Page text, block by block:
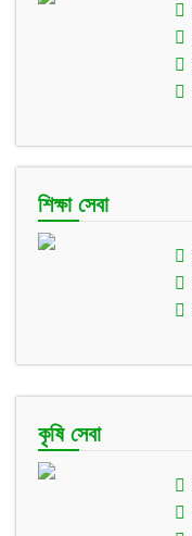
শিক্ষা সেবা
কৃষি সেবা